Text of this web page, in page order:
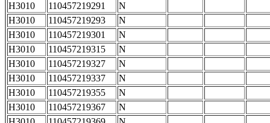
H3010 110457219291
N
H3010
110457219293
N
H3010
110457219301
N
H3010
110457219315
N
H3010
110457219327
N
H3010
110457219337
N
H3010
110457219355
N
H3010
110457219367
N